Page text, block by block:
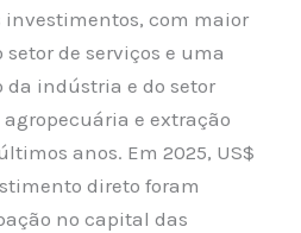
com maior
de serviços e uma
indústria e do setor
e extração
anos. Em 2025, US$
direto foram
no capital das